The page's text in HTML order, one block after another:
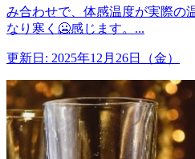
み合わせで、体感温度が実際の
なり寒く🥶感じます。...
更新日: 2025年12月26日（金）